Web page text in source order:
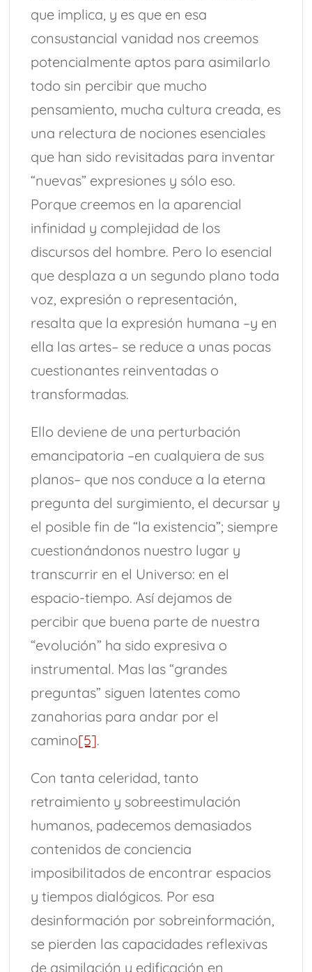
que implica, y es que en esa
consustancial vanidad nos creemos
potencialmente aptos para asimilarlo
todo sin percibir que mucho
pensamiento, mucha cultura creada, es
una relectura de nociones esenciales
que han sido revisitadas para inventar
“nuevas” expresiones y sólo eso.
Porque creemos en la aparencial
infinidad y complejidad de los
discursos del hombre. Pero lo esencial
que desplaza a un segundo plano toda
voz, expresión o representación,
resalta que la expresión humana –y en
ella las artes– se reduce a unas pocas
cuestionantes reinventadas o
transformadas.
Ello deviene de una perturbación
emancipatoria –en cualquiera de sus
planos– que nos conduce a la eterna
pregunta del surgimiento, el decursar y
el posible fin de “la existencia”; siempre
cuestionándonos nuestro lugar y
transcurrir en el Universo: en el
espacio-tiempo. Así dejamos de
percibir que buena parte de nuestra
“evolución” ha sido expresiva o
instrumental. Mas las “grandes
preguntas” siguen latentes como
zanahorias para andar por el
camino[5].
Con tanta celeridad, tanto
retraimiento y sobreestimulación
humanos, padecemos demasiados
contenidos de conciencia
imposibilitados de encontrar espacios
y tiempos dialógicos. Por esa
desinformación por sobreinformación,
se pierden las capacidades reflexivas
de asimilación y edificación en